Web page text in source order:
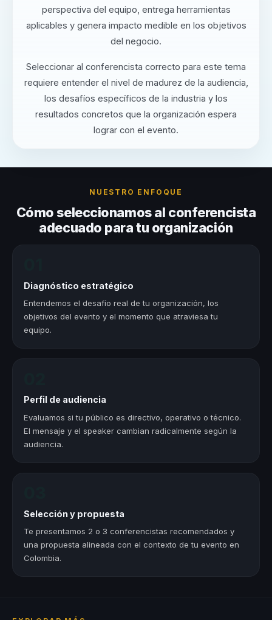
perspectiva del equipo, entrega herramientas
aplicables y genera impacto medible en los objetivos
del negocio.
Seleccionar al conferencista correcto para este tema
requiere entender el nivel de madurez de la audiencia,
los desafíos específicos de la industria y los
resultados concretos que la organización espera
lograr con el evento.
NUESTRO ENFOQUE
Cómo seleccionamos al conferencista
adecuado para tu organización
Diagnóstico estratégico
Entendemos el desafío real de tu organización, los
objetivos del evento y el momento que atraviesa tu
equipo.
Perfil de audiencia
Evaluamos si tu público es directivo, operativo o técnico.
El mensaje y el speaker cambian radicalmente según la
audiencia.
Selección y propuesta
Te presentamos 2 o 3 conferencistas recomendados y
una propuesta alineada con el contexto de tu evento en
Colombia.